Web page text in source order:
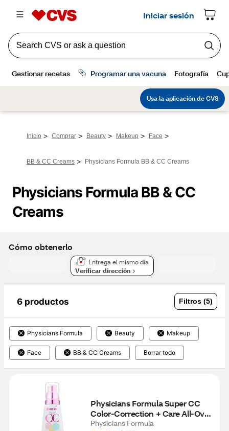
Inicio > Comprar > Beauty > Makeup > Face >
BB & CC Creams > Physicians Formula BB & CC Creams
Physicians Formula BB & CC
Creams
Cómo obtenerlo
Entrega el mismo día
Verificar dirección
6 productos Filtros (5)
Physicians Formula Beauty Makeup
Face BB & CC Creams Borrar todo
Physicians Formula Super CC
Color-Correction + Care All-Over
Blur Cream, Light/Medium
Physicians Formula